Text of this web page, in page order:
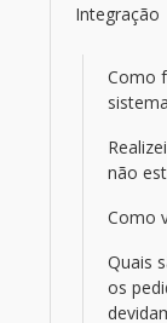
Integração
Como
não
Como
Quais
os